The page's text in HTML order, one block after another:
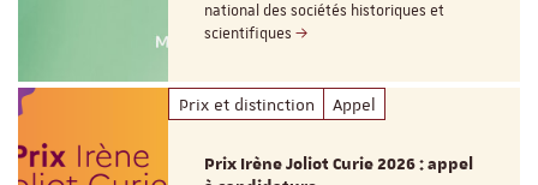
national des sociétés historiques et
scientifiques
Prix et distinction Appel
Prix Irène Joliot Curie 2026 : appel